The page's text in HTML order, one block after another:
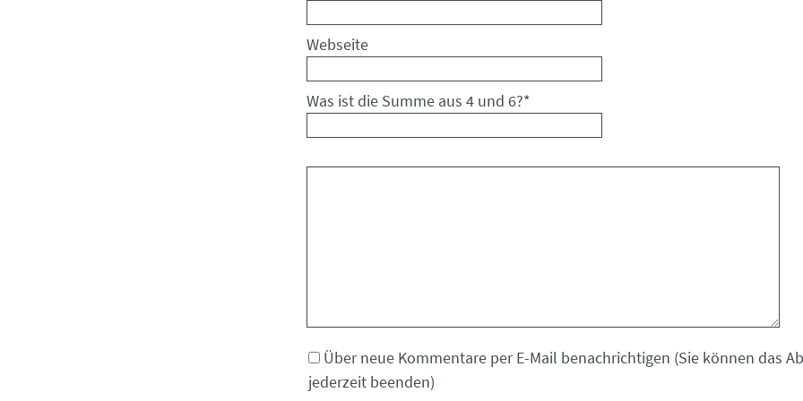
Webseite
Was ist die Summe aus 4 und 6?*
Über neue Kommentare per E-Mail benachrichtigen (Sie können das
jederzeit beenden)